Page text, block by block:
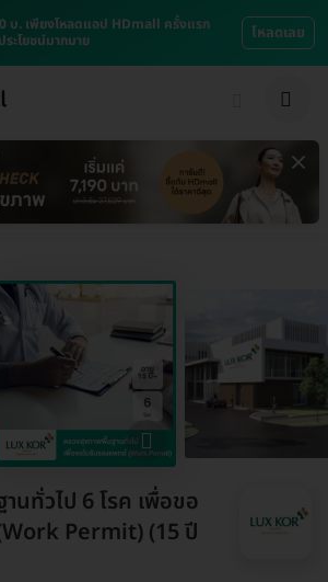
บ. เพียงโหลดแอป HDmall ครั้งแรก
ะโยชน์มากมาย
โหลดเลย
นทั่วไป 6 โรค เพื่อขอ
Permit) (15 ปี